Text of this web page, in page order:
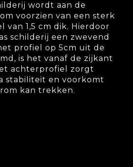
wordt aan de
voorzien van een sterk
van 1,5 cm dik. Hierdoor
schilderij een zwevend
profiel op 5cm uit de
is het vanaf de zijkant
achterprofiel zorgt
stabiliteit en voorkomt
kan trekken.